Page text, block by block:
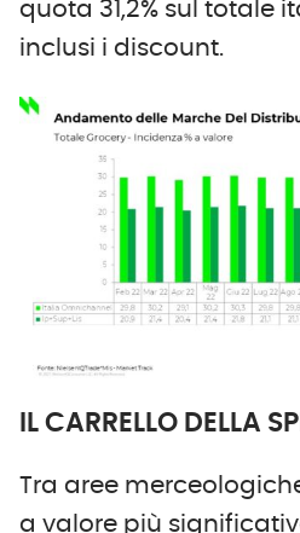
quota 31,2% sul totale
inclusi i discount.
IL CARRELLO DELLA
Tra aree
a valore più